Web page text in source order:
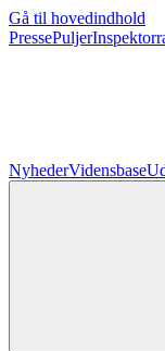
Gå til hovedindhold
PressePuljer
NyhederVidensbase